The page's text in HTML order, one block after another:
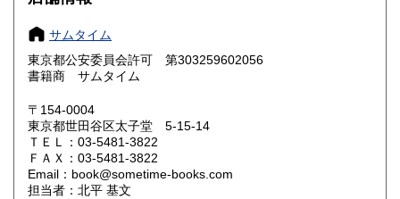
奈良県
鳥取県 0円 島根県
岡山県
山口県
香川県 愛媛県
サムタイム
東京都公安委員会許可 第303259602056
書籍商 サムタイム
〒154-0004
東京都世田谷区太子堂 5-15-14
ＴＥＬ：03-5481-3822
ＦＡＸ：03-5481-3822
Email：book@sometime-books.com
担当者：北平 基文